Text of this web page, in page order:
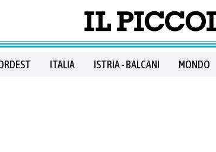
ITALIA ISTRIA - BALCANI MONDO